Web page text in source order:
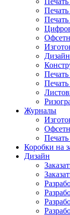
Печать
Печать
Журналы
Печать
Коробки на
Дизайн